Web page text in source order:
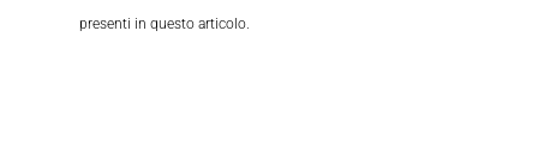
presenti in questo articolo.